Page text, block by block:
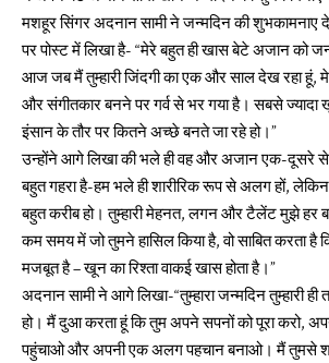
मशहूर सिंगर अदनान सामी ने जन्मदिन की शुभकामनाए
पर पोस्ट में लिखा है- “मेरे बहुत ही खास बेटे अजान को
आज जब मैं तुम्हारी जिंदगी का एक और साल देख रहा हूं,
और संगीतकार बनने पर गर्व से भर गया है। सबसे ज्यादा
इंसान के तौर पर कितने अच्छे बनते जा रहे हो।”
उन्होंने आगे लिखा की भले ही वह और अजान एक-दूसरे से
बहुत गहरा है-हम भले ही शारीरिक रूप से अलग हों,
बहुत करीब हो। तुम्हारी मेहनत, लगन और टैलेंट मुझे हर
कम समय में जो तुमने हासिल किया है, वो साबित करता है
मजबूत है – खून का रिश्ता वाकई खास होता है।”
अदनान सामी ने आगे लिखा-“तुम्हारा जन्मदिन तुम्हारी
हो। मैं दुआ करता हूं कि तुम अपने सपनों को पूरा करो,
पहुंचाओ और अपनी एक अलग पहचान बनाओ। मैं तुमसे